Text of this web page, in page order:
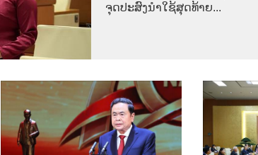
ຈຸດປະສົງນຳໃຊ້ສຸດທ້າຍ...